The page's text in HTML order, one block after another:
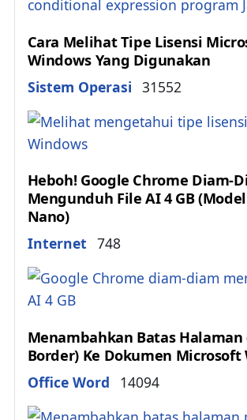
Cara Melihat Tipe Lisensi
Windows Yang Digunakan
Details
Sistem Operasi 31552
Heboh! Google Chrome Diam-
Mengunduh File AI 4 GB
Nano)
Details
Internet 748
Menambahkan Batas Halaman
Border) Ke Dokumen Microsoft
Details
Office Word 14094